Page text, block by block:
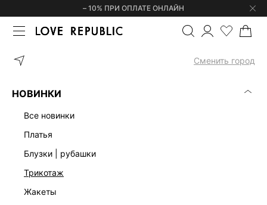
– 10% ПРИ ОПЛАТЕ ОНЛАЙН
Сменить город
НОВИНКИ
все новинки
платья
блузки | рубашки
трикотаж
жакеты
ГЛАВНАЯ ОФИСНАЯ КОЛЛЕКЦИЯ
ОФИСНАЯ КОЛЛЕКЦИЯ